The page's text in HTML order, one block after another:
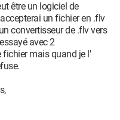
être un logiciel de
un fichier en .flv
convertisseur de .flv vers
avec 2
fichier mais quand je l'